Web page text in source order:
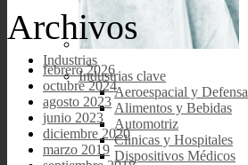
Industrias
Industrias clave
Aeroespacial y Defensa
Alimentos y Bebidas
Automotriz
Clinicas y Hospitales
Dispositivos Médicos
Archivos
febrero 2026
octubre 2024
agosto 2023
junio 2023
diciembre 2020
marzo 2019